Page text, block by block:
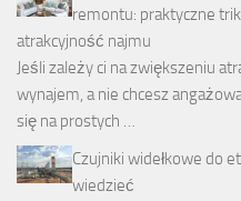
remontu: praktyczne
atrakcyjność najmu
Jeśli zależy ci na zwiększeniu
wynajem, a nie chcesz
się na prostych …
Czujniki widełkowe do
wiedzieć